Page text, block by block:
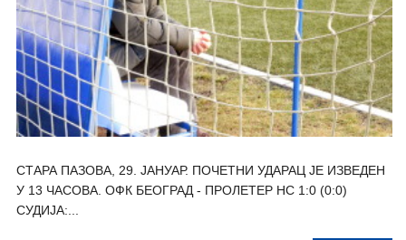
СТАРА ПАЗОВА, 29. ЈАНУАР. ПОЧЕТНИ УДАРАЦ ЈЕ ИЗВЕДЕН
У 13 ЧАСОВА. ОФК БЕОГРАД - ПРОЛЕТЕР НС 1:0 (0:0)
СУДИЈА:...